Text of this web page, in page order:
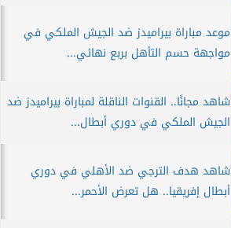
موعد مباراة بيراميدز ضد الجيش الملكي في
مواجهة حسم التأهل بربع نهائي...
شاهد مجانًا.. القنوات الناقلة لمباراة بيراميدز ضد
الجيش الملكي في دوري أبطال...
شاهد هدف الترجي ضد الأهلي في دوري
أبطال إفريقيا.. هل تعرض الأحمر...